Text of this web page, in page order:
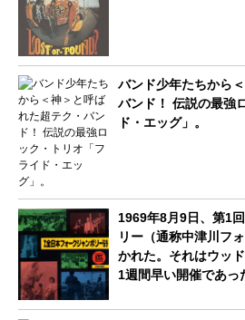
バンド少年たちから
バンド！ 伝説の最強
ド・エッグ」。
1969年8月9日、第1
リー（通称中津川フ
かれた。それはウッ
1週間早い開催であっ